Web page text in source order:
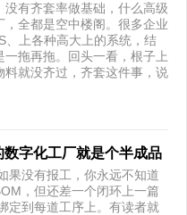
有齐套率做基础，什么高级
全都是空中楼阁。很多企业
、上各种高大上的系统，结
拖再拖。回头一看，根子上
就没齐过，齐套这件事，说
字化工厂就是个半成品
果没有报工，你永远不知道
，但还差一个闭环上一篇
到每道工序上。有读者就